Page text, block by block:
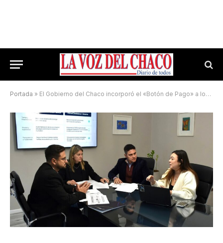
Portada » El Gobierno del Chaco incorporó el «Botón de Pago» a los trámites online de Tu Gobierno Digital